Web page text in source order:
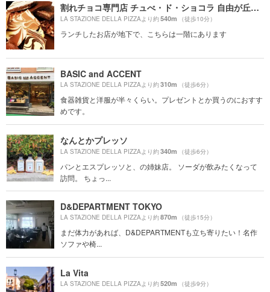
割れチョコ専門店 チュべ・ド・ショコラ 自由が丘本店
LA STAZIONE DELLA PIZZAより約540m （徒歩10分）
ランチしたお店が地下で、こちらは一階にあります
BASIC and ACCENT
LA STAZIONE DELLA PIZZAより約310m （徒歩6分）
食器雑貨と洋服が半々くらい。プレゼントとか買うのにおすす
めです。
なんとかプレッソ
LA STAZIONE DELLA PIZZAより約340m （徒歩6分）
パンとエスプレッソと、の姉妹店。 ソーダが飲みたくなって
訪問。 ちょっ...
D&DEPARTMENT TOKYO
LA STAZIONE DELLA PIZZAより約870m （徒歩15分）
まだ体力があれば、D&DEPARTMENTも立ち寄りたい！名作
ソファや椅...
La Vita
LA STAZIONE DELLA PIZZAより約520m （徒歩9分）